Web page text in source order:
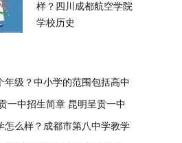
样？四川成都航空学院
学校历史
年级？中小学的范围包括高中
一中招生简章 昆明呈贡一中
怎么样？成都市第八中学教学